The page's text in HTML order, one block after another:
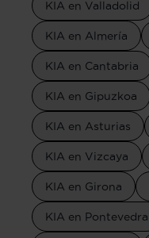
KIA en Valladolid
KIA en Almería
KIA en Cantabria
KIA en Gipuzkoa
KIA en Asturias
KIA en Vizcaya
KIA en Girona
KIA en Pontevedra